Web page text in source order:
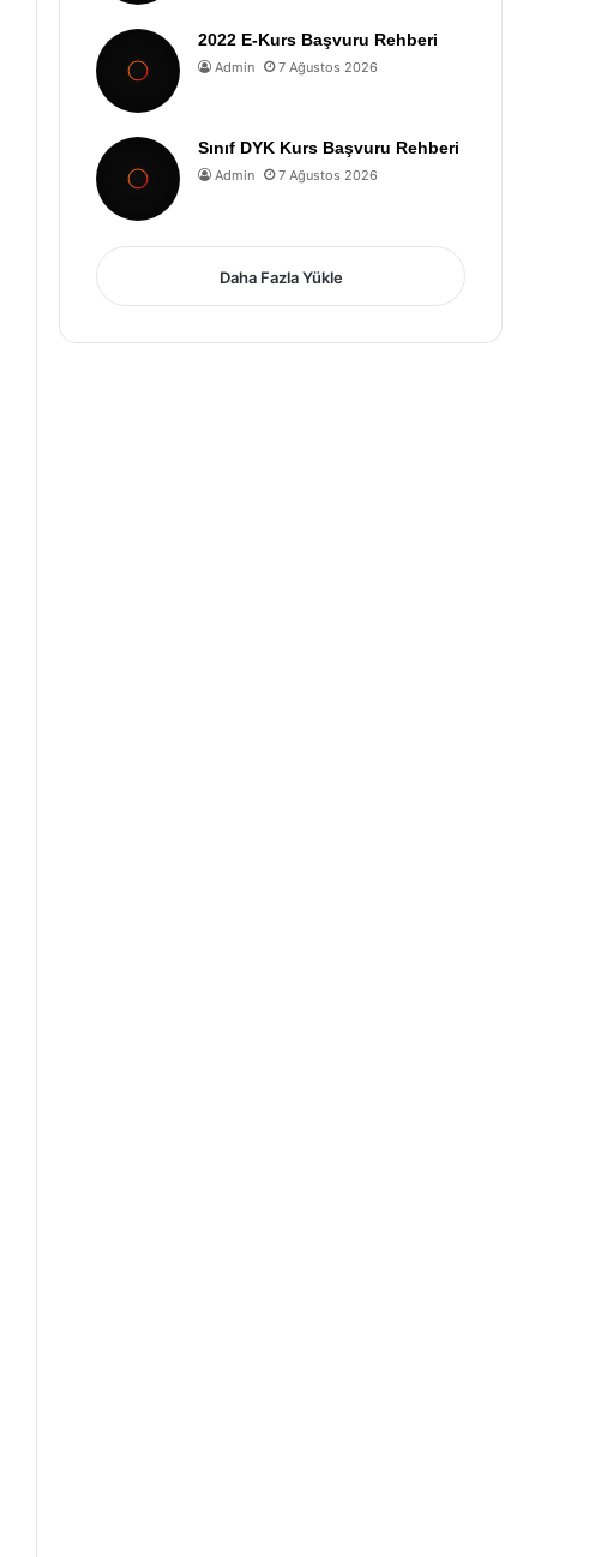
2022 E-Kurs Başvuru Rehberi
Admin 7 Ağustos 2026
Sınıf DYK Kurs Başvuru Rehberi
Admin 7 Ağustos 2026
Daha Fazla Yükle